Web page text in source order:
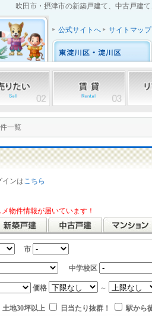
吹田市・摂津市の新築戸建て、中古戸建
公式サイトへ サイトマップ
一覧
ンはこちら
物件情報が届いています！
市
中学校区
価格 ～
土地30坪以上 日当たり抜群！
駅から